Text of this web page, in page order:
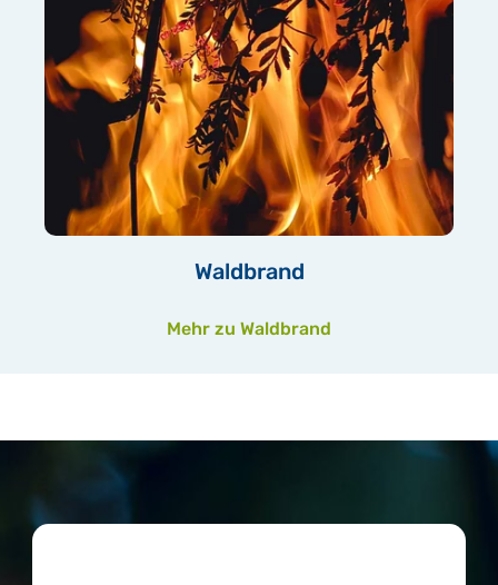
Waldbrand
Mehr zu Waldbrand